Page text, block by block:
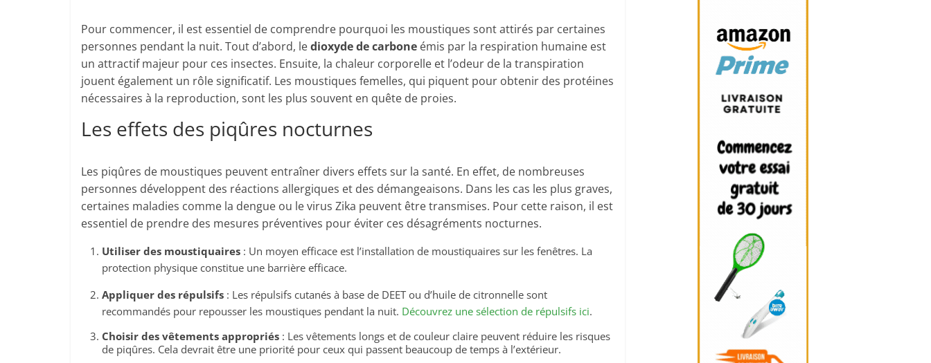
Pour commencer, il est essentiel de comprendre pourquoi les moustiques sont attirés par certaines
personnes pendant la nuit. Tout d’abord, ledioxyde de carbone émis par la respiration humaine est
un attractif majeur pour ces insectes. Ensuite, la chaleur corporelle et l’odeur de la transpiration
jouent également un rôle significatif. Les moustiques femelles, qui piquent pour obtenir des protéines
nécessaires à la reproduction, sont les plus souvent en quête de proies.
Les effets des piqûres nocturnes
Les piqûres de moustiques peuvent entraîner divers effets sur la santé. En effet, de nombreuses
personnes développent des réactions allergiques et des démangeaisons. Dans les cas les plus graves,
certaines maladies comme la dengue ou le virus Zika peuvent être transmises. Pour cette raison, il est
essentiel de prendre des mesures préventives pour éviter ces désagréments nocturnes.
Utiliser des moustiquaires : Un moyen efficace est l’installation de moustiquaires sur les fenêtres. La
protection physique constitue une barrière efficace.
Appliquer des répulsifs : Les répulsifs cutanés à base de DEET ou d’huile de citronnelle sont
recommandés pour repousser les moustiques pendant la nuit. Découvrez une sélection de répulsifs ici.
Choisir des vêtements appropriés : Les vêtements longs et de couleur claire peuvent réduire les risques
de piqûres. Cela devrait être une priorité pour ceux qui passent beaucoup de temps à l’extérieur.